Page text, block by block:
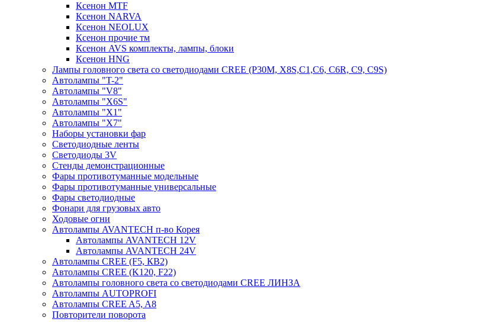
Ксенон MTF
Ксенон NARVA
Ксенон NEOLUX
Ксенон прочие тм
Ксенон AVS комплекты, лампы, блоки
Ксенон HNG
Лампы головного света со светодиодами CREE (P30M, X8S,С1,С6, С6R, С9, С9S)
Автолампы "T-2"
Автолампы "V8"
Автолампы "X6S"
Автолампы "Х1"
Автолампы "Х7"
Наборы установки фар
Светодиодные ленты
Светодиоды 3V
Стенды демонстрационные
Фары противотуманные модельные
Фары противотуманные универсальные
Фары светодиодные
Фонари для грузовых авто
Ходовые огни
Автолампы AVANTECH п-во Корея
Автолампы AVANTECH 12V
Автолампы AVANTECH 24V
Автолампы CREE (F5, КВ2)
Автолампы CREE (K120, F22)
Автолампы головного света со светодиодами CREE ЛИНЗА
Автолампы AUTOPROFI
Автолампы CREE A5, A8
Повторители поворота